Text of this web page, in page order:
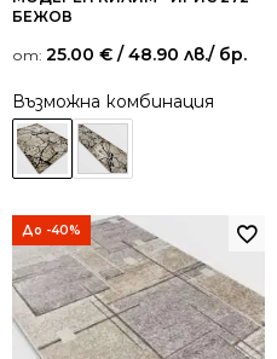
БЕЖОВ
от: 25.00 € / 48.90 лв./ бр.
Възможна комбинация
До -40%